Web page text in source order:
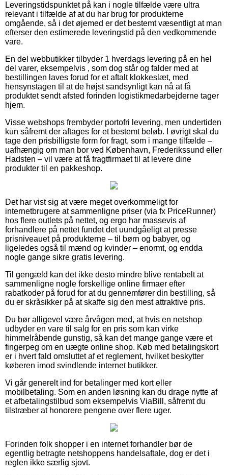
Leveringstidspunktet på kan i nogle tilfælde være ultra
relevant i tilfælde af at du har brug for produkterne
omgående, så i det øjemed er det bestemt væsentligt at man
efterser den estimerede leveringstid på den vedkommende
vare.
En del webbutikker tilbyder 1 hverdags levering på en hel
del varer, eksempelvis , som dog står og falder med at
bestillingen laves forud for et aftalt klokkeslæt, med
hensynstagen til at de højst sandsynligt kan nå at få
produktet sendt afsted forinden logistikmedarbejderne tager
hjem.
Visse webshops frembyder portofri levering, men undertiden
kun såfremt der aftages for et bestemt beløb. I øvrigt skal du
tage den prisbilligste form for fragt, som i mange tilfælde –
uafhængig om man bor ved København, Frederikssund eller
Hadsten – vil være at få fragtfirmaet til at levere dine
produkter til en pakkeshop.
Det har vist sig at være meget overkommeligt for
internetbrugere at sammenligne priser (via fx PriceRunner)
hos flere outlets på nettet, og ergo har massevis af
forhandlere på nettet fundet det uundgåeligt at presse
prisniveauet på produkterne – til børn og babyer, og
ligeledes også til mænd og kvinder – enormt, og endda
nogle gange sikre gratis levering.
Til gengæld kan det ikke desto mindre blive rentabelt at
sammenligne nogle forskellige online firmaer efter
rabatkoder på forud for at du gennemfører din bestilling, så
du er skråsikker på at skaffe sig den mest attraktive pris.
Du bør alligevel være årvågen med, at hvis en netshop
udbyder en vare til salg for en pris som kan virke
himmelråbende gunstig, så kan det mange gange være et
fingerpeg om en uægte online shop. Køb med betalingskort
er i hvert fald omsluttet af et reglement, hvilket beskytter
køberen imod svindlende internet butikker.
Vi går generelt ind for betalinger med kort eller
mobilbetaling. Som en anden løsning kan du drage nytte af
et afbetalingstilbud som eksempelvis ViaBill, såfremt du
tilstræber at honorere pengene over flere uger.
Forinden folk shopper i en internet forhandler bør de
egentlig betragte netshoppens handelsaftale, dog er det i
reglen ikke særlig sjovt.